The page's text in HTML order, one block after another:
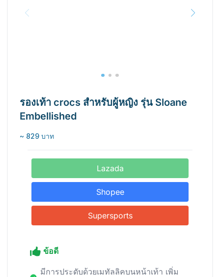
รองเท้า crocs สำหรับผู้หญิง รุ่น Sloane
Embellished
~ 829 บาท
Lazada
Shopee
Supersports
ข้อดี
มีการประดับด้วยเมทัลลิคบนหน้าเท้า เพิ่ม